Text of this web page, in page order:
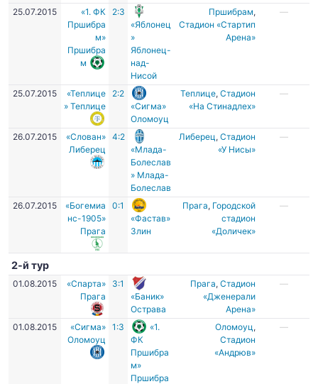
25.07.2015
«1. ФК
Пршибра
м»
Пршибра
м
2:3
«Яблонец
»
Яблонец-
над-
Нисой
Пршибрам,
Стадион «Стартип
Арена»
—
25.07.2015
«Теплице
» Теплице
2:2
«Сигма»
Оломоуц
Теплице,Стадион
«На Стинадлех»
—
26.07.2015
«Слован»
Либерец
4:2
«Млада-
Болеслав
» Млада-
Болеслав
Либерец ,Стадион
«У Нисы»
—
26.07.2015
«Богемиа
нс-1905»
Прага
0:1
«Фастав»
Злин
Прага, Городской
стадион
«Доличек»
—
2-й тур
01.08.2015
«Спарта»
Прага
3:1
«Баник»
Острава
Прага,Стадион
«Дженерали
Арена»
—
01.08.2015
«Сигма»
Оломоуц
1:3
«1.
ФК
Пршибра
м»
Пршибра
Оломоуц ,
Стадион
«Андрюв»
—